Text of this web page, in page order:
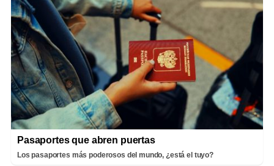
Pasaportes que abren puertas
Los pasaportes más poderosos del mundo, ¿está el tuyo?